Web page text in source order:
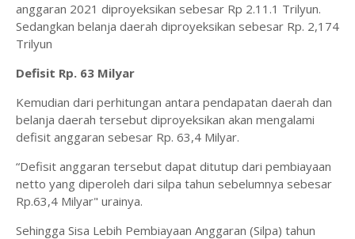
anggaran 2021 diproyeksikan sebesar Rp 2.11.1 Trilyun.
Sedangkan belanja daerah diproyeksikan sebesar Rp. 2,174
Trilyun
Defisit Rp. 63 Milyar
Kemudian dari perhitungan antara pendapatan daerah dan
belanja daerah tersebut diproyeksikan akan mengalami
defisit anggaran sebesar Rp. 63,4 Milyar.
“Defisit anggaran tersebut dapat ditutup dari pembiayaan
netto yang diperoleh dari silpa tahun sebelumnya sebesar
Rp.63,4 Milyar" urainya.
Sehingga Sisa Lebih Pembiayaan Anggaran (Silpa) tahun